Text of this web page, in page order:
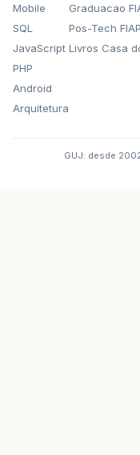
Mobile
SQL
JavaScript
PHP
Android
Arquitetura
Graduacao
Pos-Tech FIAP
Livros Casa
GUJ: desde